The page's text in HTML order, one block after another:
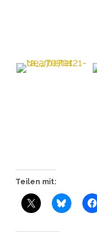
Teilen mit: